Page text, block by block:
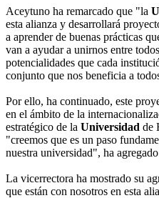
Aceytuno ha remarcado que "la
esta alianza y desarrollará
a aprender de buenas prácticas
van a ayudar a unirnos entre
potencialidades que cada
conjunto que nos beneficia a
Por ello, ha continuado, este
en el ámbito de la
estratégico de la Universidad de
"creemos que es un paso
nuestra universidad", ha
La vicerrectora ha mostrado su
que están con nosotros en esta